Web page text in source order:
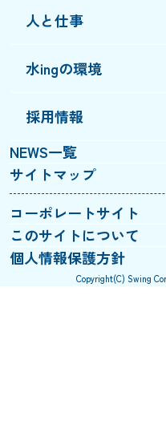
人と仕事
水ingの環境
採用情報
NEWS一覧
サイトマップ
コーポレートサイト
このサイトについて
個人情報保護方針
Copyright(C) Swing